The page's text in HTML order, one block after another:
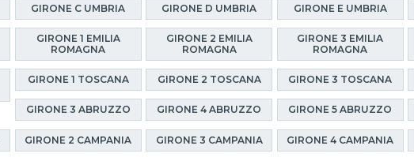
GIRONE C UMBRIA GIRONE D UMBRIA GIRONE E UMBRIA
GIRONE 1 EMILIA
ROMAGNA
GIRONE 2 EMILIA
ROMAGNA
GIRONE 3 EMILIA
ROMAGNA
GIRONE 1 TOSCANA GIRONE 2 TOSCANA GIRONE 3 TOSCANA
GIRONE 3 ABRUZZO GIRONE 4 ABRUZZO GIRONE 5 ABRUZZO
GIRONE 2 CAMPANIA GIRONE 3 CAMPANIA GIRONE 4 CAMPANIA